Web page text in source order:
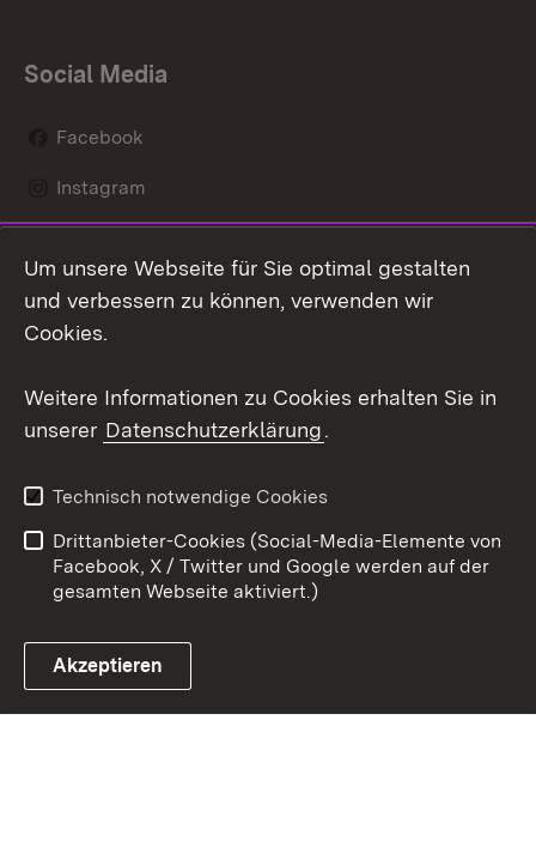
Social Media
Facebook
Instagram
Social Wall
Youtube
Link zum Landesportal
Kontakt
Datenschutz
Barrierefreiheit
Impressum Cookies
Um unsere Webseite für Sie optimal gestalten
und verbessern zu können, verwenden wir
Cookies.
Weitere Informationen zu Cookies erhalten Sie in
unserer Datenschutzerklärung.
Technisch notwendige Cookies
Drittanbieter-Cookies (Social-Media-Elemente von
Facebook, X / Twitter und Google werden auf der
gesamten Webseite aktiviert.)
Akzeptieren